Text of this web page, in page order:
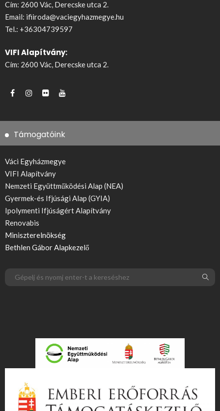
Cím: 2600 Vác, Derecske utca 2.
Email: ifiiroda@vaciegyhazmegye.hu
Tel.: +36304739597
VIFI Alapítvány:
Cím: 2600 Vác, Derecske utca 2.
Támogatóink
Váci Egyházmegye
VIFI Alapítvány
Nemzeti Együttműködési Alap (NEA)
Gyermek-és Ifjúsági Alap (GYIA)
Ipolymenti Ifjúságért Alapítvány
Renovabis
Miniszterelnökség
Bethlen Gábor Alapkezelő